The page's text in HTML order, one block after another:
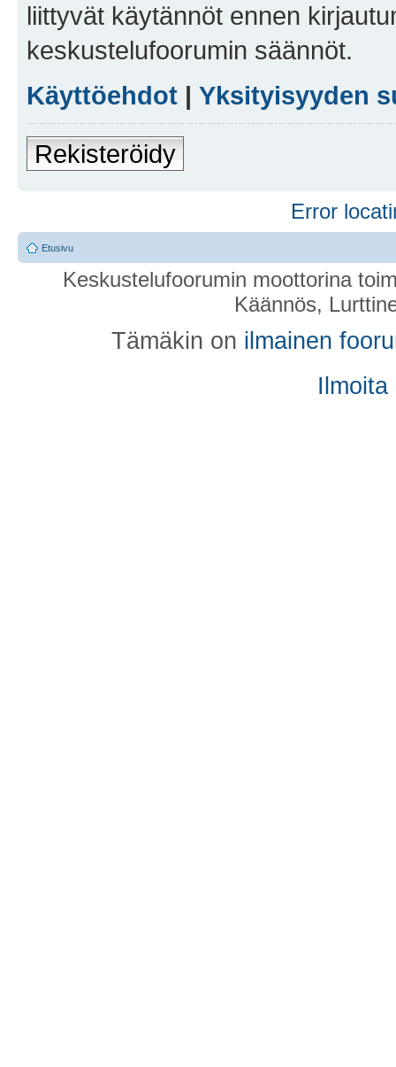
liittyvät käytännöt ennen
keskustelufoorumin säännöt.
Käyttöehdot | Yksityisyyden
Rekisteröidy
Error
Etusivu
Keskustelufoorumin moottorina
Käännös,
Tämäkin on ilmainen